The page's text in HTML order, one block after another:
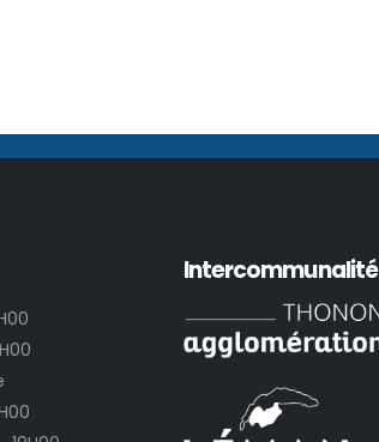
Intercommunalité